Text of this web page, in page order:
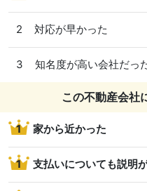
2 対応が早かった
3 知名度が高い会社だっ
この不動産会社
1 家から近かった
1 支払いについても説明